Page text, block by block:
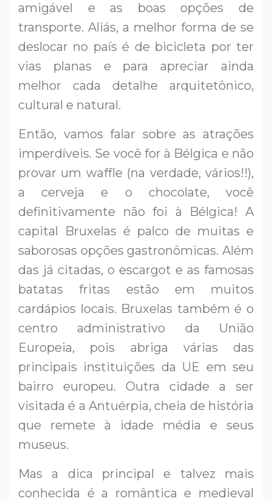
amigável e as boas opções de
transporte. Aliás, a melhor forma de se
deslocar no país é de bicicleta por ter
vias planas e para apreciar ainda
melhor cada detalhe arquitetônico,
cultural e natural.
Então, vamos falar sobre as atrações
imperdíveis. Se você for à Bélgica e não
provar um waffle (na verdade, vários!!),
a cerveja e o chocolate, você
definitivamente não foi à Bélgica! A
capital Bruxelas é palco de muitas e
saborosas opções gastronômicas. Além
das já citadas, o escargot e as famosas
batatas fritas estão em muitos
cardápios locais. Bruxelas também é o
centro administrativo da União
Europeia, pois abriga várias das
principais instituições da UE em seu
bairro europeu. Outra cidade a ser
visitada é a Antuérpia, cheia de história
que remete à idade média e seus
museus.
Mas a dica principal e talvez mais
conhecida é a romântica e medieval